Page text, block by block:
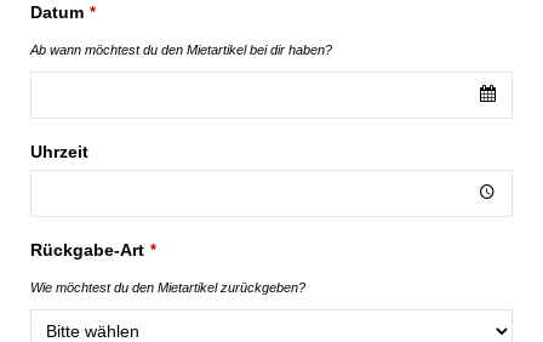
Datum *
Ab wann möchtest du den Mietartikel bei dir haben?
Uhrzeit
Rückgabe-Art *
Wie möchtest du den Mietartikel zurückgeben?